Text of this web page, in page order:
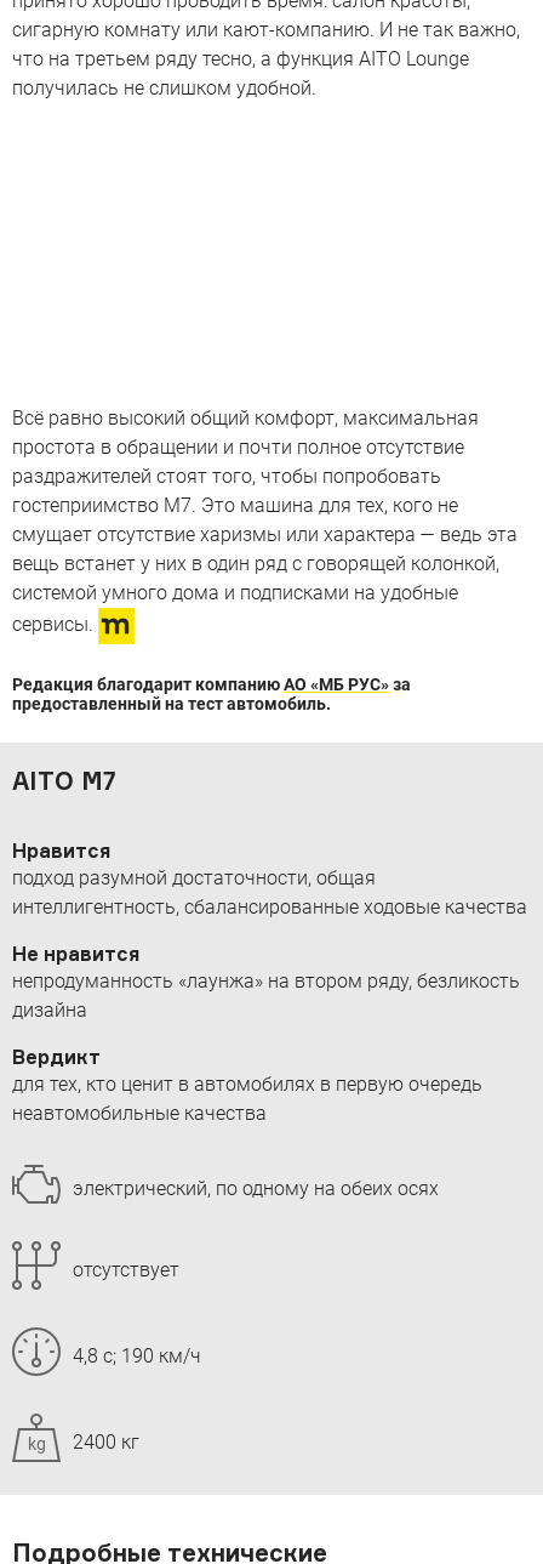
сигарную комнату или кают-компанию. И не так важно,
что на третьем ряду тесно, а функция AITO Lounge
получилась не слишком удобной.
Всё равно высокий общий комфорт, максимальная
простота в обращении и почти полное отсутствие
раздражителей стоят того, чтобы попробовать
гостеприимство M7. Это машина для тех, кого не
смущает отсутствие харизмы или характера — ведь эта
вещь встанет у них в один ряд с говорящей колонкой,
системой умного дома и подписками на удобные
сервисы.
Редакция благодарит компаниюАО «МБ РУС»за
предоставленный на тест автомобиль.
AITO M7
Нравится
подход разумной достаточности, общая
интеллигентность, сбалансированные ходовые качества
Не нравится
непродуманность «лаунжа» на втором ряду, безликость
дизайна
Вердикт
для тех, кто ценит в автомобилях в первую очередь
неавтомобильные качества
электрический, по одному на обеих осях
отсутствует
4,8 с; 190 км/ч
kg 2400 кг
Подробные технические